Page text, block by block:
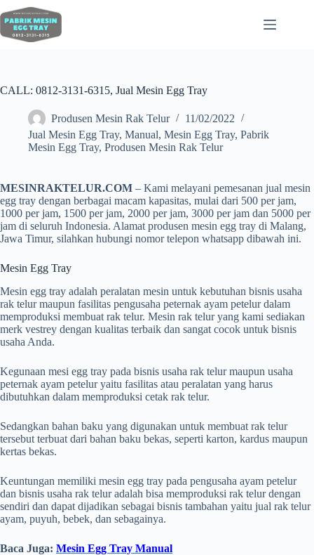
CALL: 0812-3131-6315, Jual Mesin Egg Tray
Produsen Mesin Rak Telur
11/02/2022
Jual Mesin Egg Tray, Manual, Mesin Egg Tray, Pabrik
Mesin Egg Tray, Produsen Mesin Rak Telur
MESINRAKTELUR.COM – Kami melayani pemesanan jual mesin
egg tray dengan berbagai macam kapasitas, mulai dari 500 per jam,
1000 per jam, 1500 per jam, 2000 per jam, 3000 per jam dan 5000 per
jam di seluruh Indonesia. Alamat produsen mesin egg tray di Malang,
Jawa Timur, silahkan hubungi nomor telepon whatsapp dibawah ini.
Mesin Egg Tray
Mesin egg tray adalah peralatan mesin untuk kebutuhan bisnis usaha
rak telur maupun fasilitas pengusaha peternak ayam petelur dalam
memproduksi membuat rak telur. Mesin rak telur yang kami sediakan
merk vestrey dengan kualitas terbaik dan sangat cocok untuk bisnis
usaha Anda.
Kegunaan mesi egg tray pada bisnis usaha rak telur maupun usaha
peternak ayam petelur yaitu fasilitas atau peralatan yang harus
dibutuhkan dalam memproduksi cetak rak telur.
Sedangkan bahan baku yang digunakan untuk membuat rak telur
tersebut terbuat dari bahan baku bekas, seperti karton, kardus maupun
kertas bekas.
Keuntungan memiliki mesin egg tray pada pengusaha ayam petelur
dan bisnis usaha rak telur adalah bisa memproduksi rak telur dengan
sendiri dan dapat dijadikan sebagai bisnis tambahan yaitu jual rak telur
ayam, puyuh, bebek, dan sebagainya.
Baca Juga: Mesin Egg Tray Manual